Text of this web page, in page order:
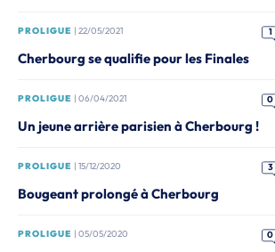
PROLIGUE | 22/05/2021 1
Cherbourg se qualifie pour les Finales
PROLIGUE | 06/04/2021 0
Un jeune arrière parisien à Cherbourg !
PROLIGUE | 15/12/2020 3
Bougeant prolongé à Cherbourg
PROLIGUE | 05/05/2020 0